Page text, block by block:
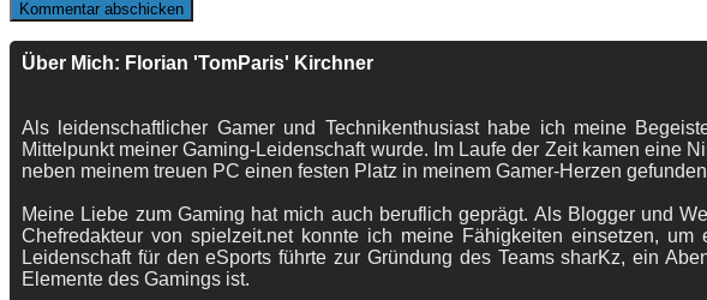
Über Mich: Florian 'TomParis' Kirchner
Als leidenschaftlicher Gamer und Technikenthusiast habe ich meine
Mittelpunkt meiner Gaming-Leidenschaft wurde. Im Laufe der Zeit kamen eine
neben meinem treuen PC einen festen Platz in meinem Gamer-Herzen
Meine Liebe zum Gaming hat mich auch beruflich geprägt. Als Blogger und
Chefredakteur von spielzeit.net konnte ich meine Fähigkeiten einsetzen,
Leidenschaft für den eSports führte zur Gründung des Teams sharKz, ein
Elemente des Gamings ist.